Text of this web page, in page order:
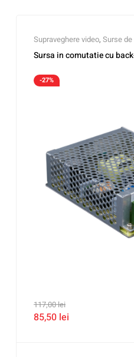
Supraveghere video, Surse
Sursa in comutatie cu
-27%
117,00lei
85,50 lei